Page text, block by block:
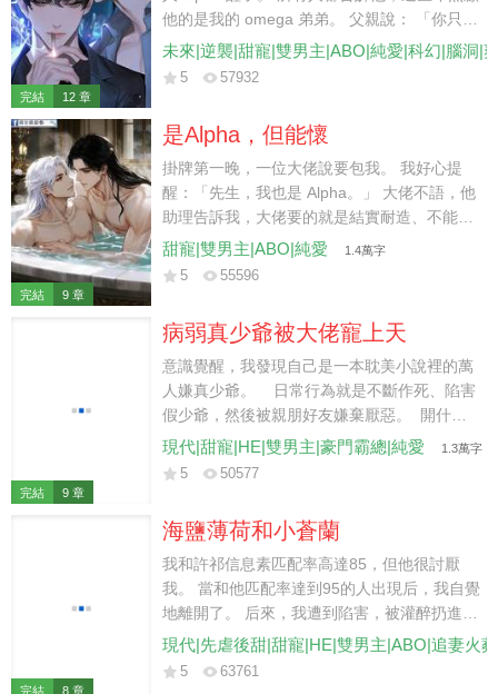
完結 12 章
他的是我的 omega 弟弟。 父親說： 「你只是
個 beta，他是帝國最有前途的少將，你跟他沒
結果的，還不如讓你弟弟頂替你與他聯姻。」
未來|逆襲|甜寵|雙男主|ABO|純愛|科幻|腦洞|
5 57932
完結 9 章
是Alpha，但能懷
掛牌第一晚，一位大佬說要包我。 我好心提
醒：「先生，我也是 Alpha。」 大佬不語，他
助理告訴我，大佬要的就是結實耐造、不能生
養的 Alpha。 我了然，立馬簽下兩千萬的合
同。 簽了一年，合約到期前半個月。 大佬助
甜寵|雙男主|ABO|純愛 1.4萬字
5 55596
完結 9 章
病弱真少爺被大佬寵上天
意識覺醒，我發現自己是一本耽美小說裡的萬
人嫌真少爺。 日常行為就是不斷作死、陷害
假少爺，然後被親朋好友嫌棄厭惡。 開什麼
玩笑？ 就我這一步一小咳，三步一大咳，三
天兩頭感冒發燒，莫名其妙胃痛頭疼的身子。
望能舒舒坦坦度過接下來的日子。 後來，曾經
厭惡我的家人都求著我回家去。 而那位隱藏身
份的大佬，熟練地屈膝跪地，手掌撫上我冰涼
的腳踝： 「寶寶，求你，別著涼。」
現代|甜寵|HE|雙男主|豪門霸總|純愛 1.3萬字
5 50577
完結 8 章
海鹽薄荷和小蒼蘭
我和許祁信息素匹配率高達85，但他很討厭
我。 當和他匹配率達到95的人出現后，我自覺
地離開了。 后來，我遭到陷害，被灌醉扔進了
新任總裁的房間。 聽說這位總裁不近美色，心
狠手辣。 然而他卻用力摟住我，雙眼猩紅。
現代|先虐後甜|甜寵|HE|雙男主|ABO|追妻火
5 63761